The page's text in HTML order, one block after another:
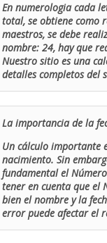
En numerologia cada
total, se obtiene como
maestros, se debe
nombre: 24, hay que
Nuestro sitio es una
detalles completos del
La importancia de la
Un cálculo importante
nacimiento. Sin
fundamental el
tener en cuenta que el
bien el nombre y la
error puede afectar el